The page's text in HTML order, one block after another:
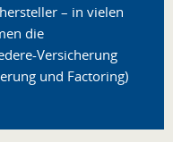
– in vielen
die
Versicherung
und Factoring)